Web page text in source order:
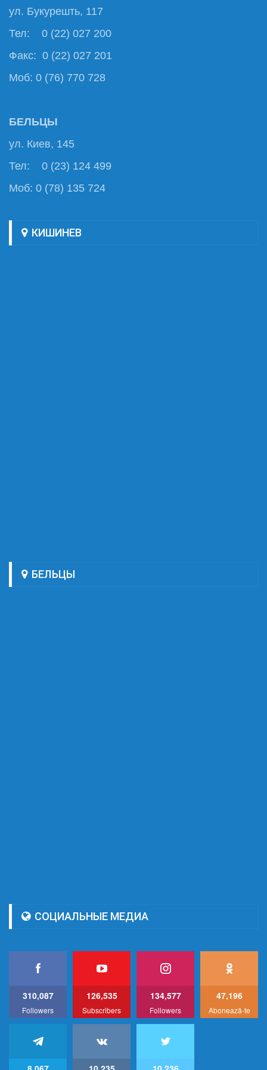
ул. Букурешть, 117
Тел: 0 (22) 027 200
Факс: 0 (22) 027 201
Моб: 0 (76) 770 728
БЕЛЬЦЫ
ул. Киев, 145
Тел: 0 (23) 124 499
Моб: 0 (78) 135 724
КИШИНЕВ
БЕЛЬЦЫ
СОЦИАЛЬНЫЕ МЕДИА
310,087
Followers
126,535
Subscribers
134,577
Followers
47,196
Abonează-te